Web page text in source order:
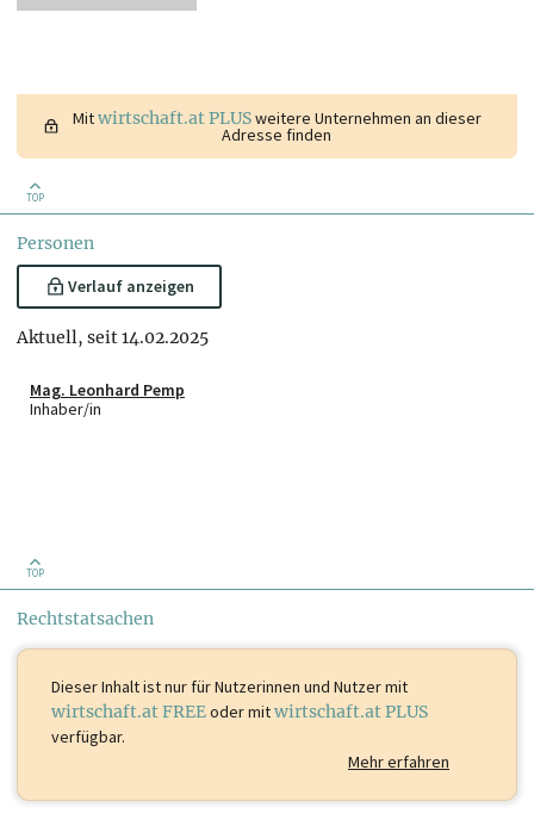
Mitwirtschaft.at PLUSweitere Unternehmen an dieser
Adresse finden
TOP
Personen
Verlauf anzeigen
Aktuell, seit 14.02.2025
Mag. Leonhard Pemp
Inhaber/in
TOP
Rechtstatsachen
Dieser Inhalt istnur für Nutzerinnen und Nutzer mit
wirtschaft.at FREEoder mitwirtschaft.at PLUS
verfügbar.
Mehr erfahren